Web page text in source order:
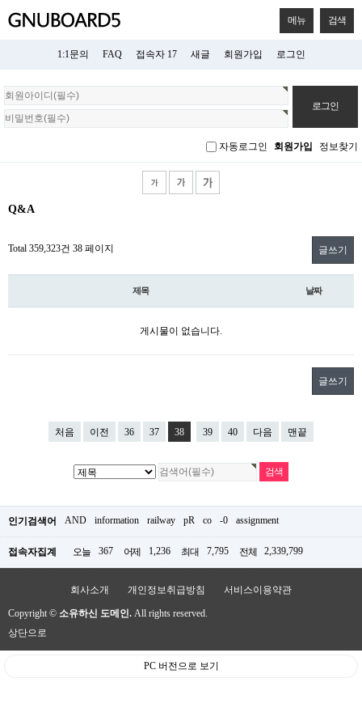
메뉴 검색
1:1문의 FAQ 접속자 17 새글 회원가입 로그인
회
원
로
자동로그인 회원가입 정보찾기
Q&A
Total 359,323건 38 페이지 글쓰기
제목 날짜
게시물이 없습니다.
글쓰기
처음 이전 36 37 38 39 40 다음 맨끝
인기검색어 AND information railway pR co -0 assignment
접속자집계 오늘 367 어제 1,236 최대 7,795 전체 2,339,799
회사소개 개인정보취급방침 서비스이용약관
Copyright © 소유하신 도메인. All rights reserved.
상단으로
PC 버전으로 보기